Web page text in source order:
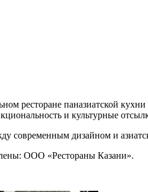
ресторане паназиатской
и культурные
современным дизайном и
ООО «Рестораны Казани».